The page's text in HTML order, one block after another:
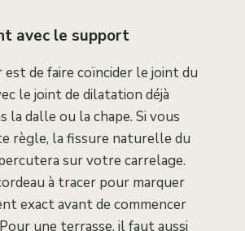
avec le support
est de faire coïncider le joint du
le joint de dilatation déjà
la dalle ou la chape. Si vous
règle, la fissure naturelle du
sur votre carrelage.
à tracer pour marquer
exact avant de commencer
une terrasse, il faut aussi